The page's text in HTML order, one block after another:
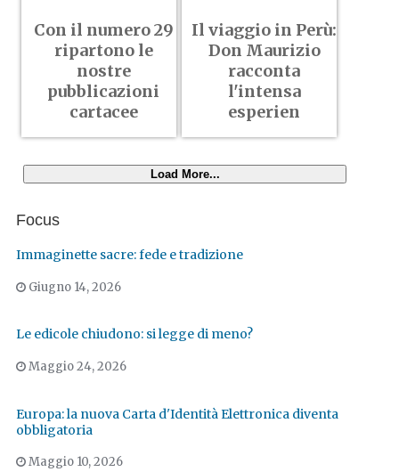
Con il numero 29
ripartono le
nostre
pubblicazioni
cartacee
Il viaggio in Perù:
Don Maurizio
racconta
l'intensa
esperien
Load More...
Focus
Immaginette sacre: fede e tradizione
Giugno 14, 2026
Le edicole chiudono: si legge di meno?
Maggio 24, 2026
Europa: la nuova Carta d'Identità Elettronica diventa
obbligatoria
Maggio 10, 2026